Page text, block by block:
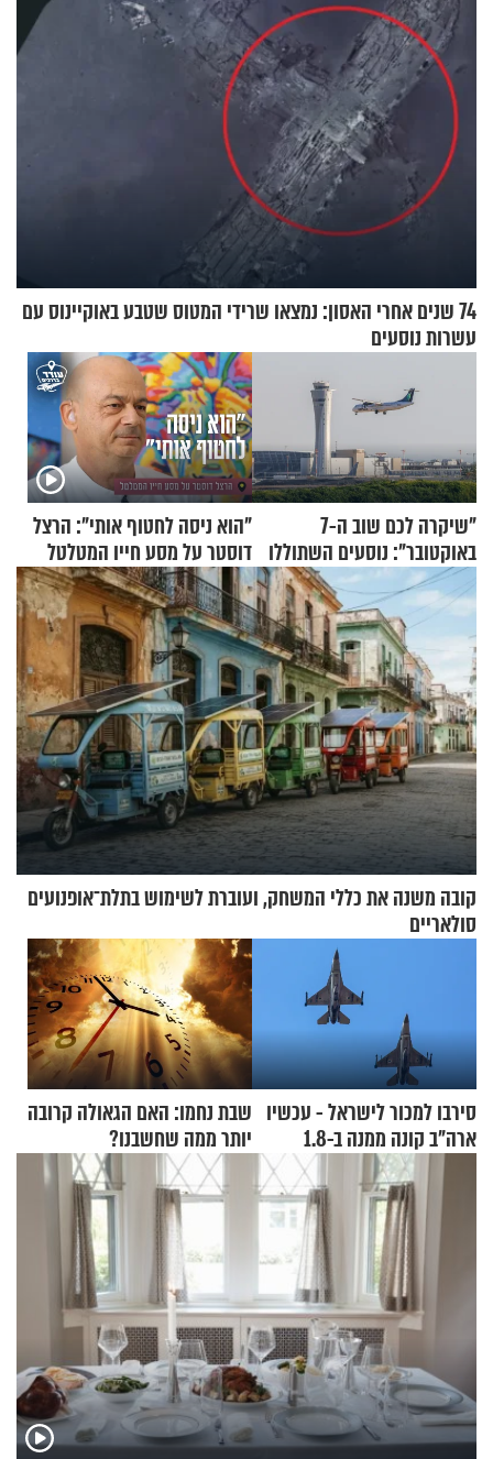
74 שנים אחרי האסון: נמצאו שרידי המטוס שטבע באוקיינוס עם
עשרות נוסעים
"שיקרה לכם שוב ה-7
באוקטובר": נוסעים השתוללו
בטיסה לפרנקפורט ונעצרו
לאחר שתקפו שוטרים
"הוא ניסה לחטוף אותי": הרצל
דוסטר על מסע חייו המטלטל
קובה משנה את כללי המשחק, ועוברת לשימוש בתלת־אופנועים
סולאריים
סירבו למכור לישראל - עכשיו
ארה"ב קונה ממנה ב-1.8
מיליארד דולר
שבת נחמו: האם הגאולה קרובה
יותר ממה שחשבנו?